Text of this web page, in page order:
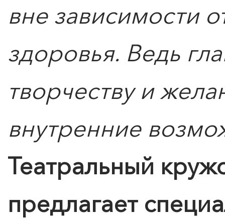
вне зависимости
здоровья. Ведь
творчеству и
внутренние
Театральный
предлагает